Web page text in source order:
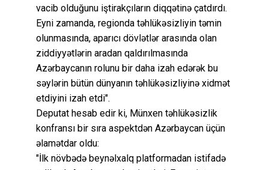
vacib olduğunu iştirakçıların diqqətinə çatdırdı.
Eyni zamanda, regionda təhlükəsizliyin təmin
olunmasında, aparıcı dövlətlər arasında olan
ziddiyyətlərin aradan qaldırılmasında
Azərbaycanın rolunu bir daha izah edərək bu
səylərin bütün dünyanın təhlükəsizliyinə xidmət
etdiyini izah etdi".
Deputat hesab edir ki, Münxen təhlükəsizlik
konfransı bir sıra aspektdən Azərbaycan üçün
əlamətdar oldu:
"İlk növbədə beynəlxalq platformadan istifadə